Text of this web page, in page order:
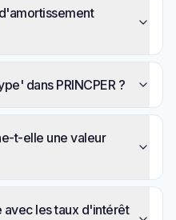
dans PRINCPER ?
t-elle une valeur
avec les taux d'intérêt